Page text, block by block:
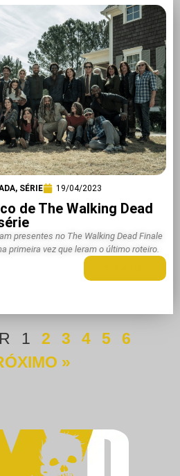
, SÉRIE 19/04/2023
de The Walking Dead
presentes no The Walking Dead Finale
primeira vez que leram o último roteiro.
1 2 3 4 5
6
»